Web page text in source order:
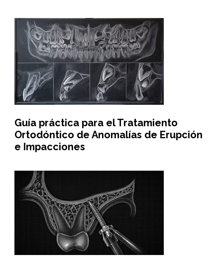
Guía práctica para el Tratamiento
Ortodóntico de Anomalías de Erupción
e Impacciones